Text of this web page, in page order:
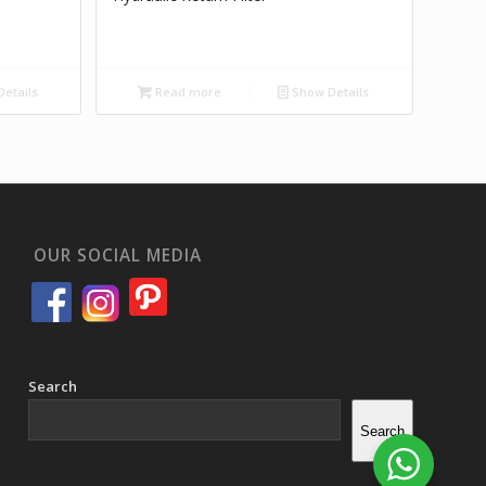
Read more Show Details
OUR SOCIAL MEDIA
Search
Search